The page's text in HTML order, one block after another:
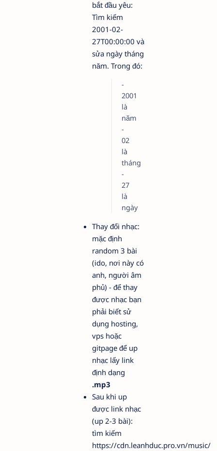
bắt đầu yêu:
Tìm kiếm
2001-02-
27T00:00:00 và
sửa ngày tháng
năm. Trong đó:
-
2001
là
năm
-
02
là
tháng
-
27
là
ngày
Thay đổi nhạc:
mặc định
random 3 bài
(ido, nơi này có
anh, người âm
phủ) - để thay
được nhạc bạn
phải biết sử
dụng hosting,
vps hoặc
gitpage để up
nhạc lấy link
định dạng
.mp3
Sau khi up
được link nhạc
(up 2-3 bài):
tìm kiếm
https://cdn.leanhduc.pro.vn/music/